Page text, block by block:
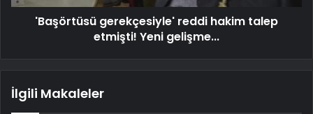
'Başörtüsü gerekçesiyle' reddi hakim talep
etmişti! Yeni gelişme...
İlgili Makaleler